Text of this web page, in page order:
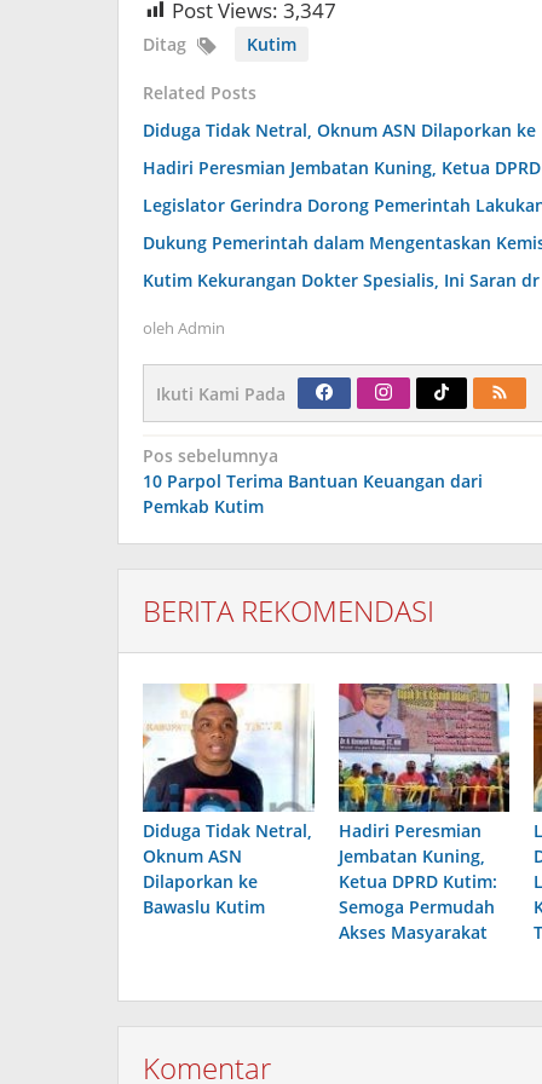
Post Views: 3,347
Ditag Kutim
Related Posts
Diduga Tidak Netral, Oknum ASN Dilaporkan
Hadiri Peresmian Jembatan Kuning, Ketua
Legislator Gerindra Dorong Pemerintah
Dukung Pemerintah dalam Mengentaskan
Kutim Kekurangan Dokter Spesialis, Ini Saran
oleh Admin
Ikuti Kami Pada
Navigasi
pos
Pos sebelumnya
10 Parpol Terima Bantuan Keuangan dari
Pemkab Kutim
BERITA REKOMENDASI
Diduga Tidak Netral,
Oknum ASN
Dilaporkan ke
Bawaslu Kutim
Hadiri Peresmian
Jembatan Kuning,
Ketua DPRD Kutim:
Semoga Permudah
Akses Masyarakat
Komentar